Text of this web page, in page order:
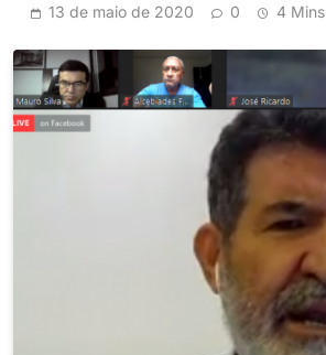
13 de maio de 2020 0 4 Mins